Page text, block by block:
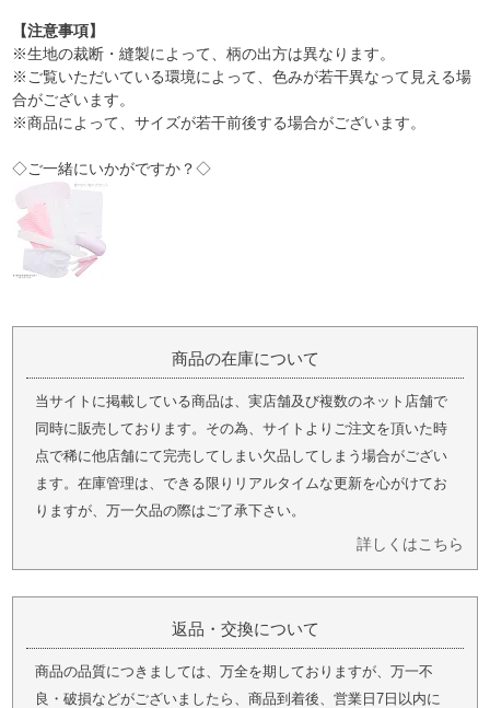
【注意事項】
※生地の裁断・縫製によって、柄の出方は異なります。
※ご覧いただいている環境によって、色みが若干異なって見える場
合がございます。
※商品によって、サイズが若干前後する場合がございます。
◇ご一緒にいかがですか？◇
商品の在庫について
当サイトに掲載している商品は、実店舗及び複数のネット店舗で
同時に販売しております。その為、サイトよりご注文を頂いた時
点で稀に他店舗にて完売してしまい欠品してしまう場合がござい
ます。在庫管理は、できる限りリアルタイムな更新を心がけてお
りますが、万一欠品の際はご了承下さい。
詳しくはこちら
返品・交換について
商品の品質につきましては、万全を期しておりますが、万一不
良・破損などがございましたら、商品到着後、営業日7日以内に